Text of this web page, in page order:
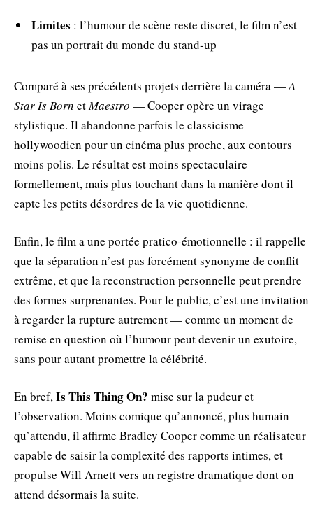
Limites : l’humour de scène reste discret, le film n’est
pas un portrait du monde du stand‑up
Comparé à ses précédents projets derrière la caméra —A
Star Is Born etMaestro — Cooper opère un virage
stylistique. Il abandonne parfois le classicisme
hollywoodien pour un cinéma plus proche, aux contours
moins polis. Le résultat est moins spectaculaire
formellement, mais plus touchant dans la manière dont il
capte les petits désordres de la vie quotidienne.
Enfin, le film a une portée pratico‑émotionnelle : il rappelle
que la séparation n’est pas forcément synonyme de conflit
extrême, et que la reconstruction personnelle peut prendre
des formes surprenantes. Pour le public, c’est une invitation
à regarder la rupture autrement — comme un moment de
remise en question où l’humour peut devenir un exutoire,
sans pour autant promettre la célébrité.
En bref,Is This Thing On? mise sur la pudeur et
l’observation. Moins comique qu’annoncé, plus humain
qu’attendu, il affirme Bradley Cooper comme un réalisateur
capable de saisir la complexité des rapports intimes, et
propulse Will Arnett vers un registre dramatique dont on
attend désormais la suite.